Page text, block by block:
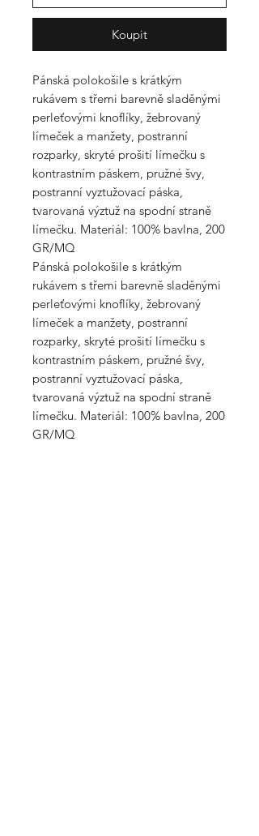
Koupit
Pánská polokošile s krátkým
rukávem s třemi barevně sladěnými
perleťovými knoflíky, žebrovaný
límeček a manžety, postranní
rozparky, skryté prošití límečku s
kontrastním páskem, pružné švy,
postranní vyztužovací páska,
tvarovaná výztuž na spodní straně
límečku. Materiál: 100% bavlna, 200
GR/MQ
Pánská polokošile s krátkým
rukávem s třemi barevně sladěnými
perleťovými knoflíky, žebrovaný
límeček a manžety, postranní
rozparky, skryté prošití límečku s
kontrastním páskem, pružné švy,
postranní vyztužovací páska,
tvarovaná výztuž na spodní straně
límečku. Materiál: 100% bavlna, 200
GR/MQ